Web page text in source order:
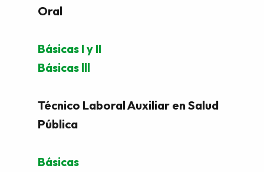
Oral
Básicas I y II
Básicas lll
Técnico Laboral Auxiliar en Salud
Pública
Básicas